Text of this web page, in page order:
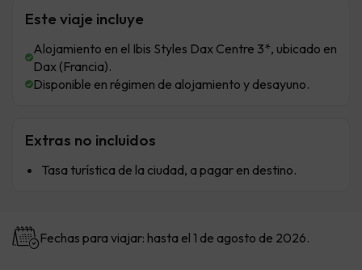
Este viaje incluye
Alojamiento en el Ibis Styles Dax Centre 3*, ubicado en
Dax (Francia).
Disponible en régimen de alojamiento y desayuno.
Extras no incluidos
Tasa turística de la ciudad, a pagar en destino.
Fechas para viajar: hasta el 1 de agosto de 2026.